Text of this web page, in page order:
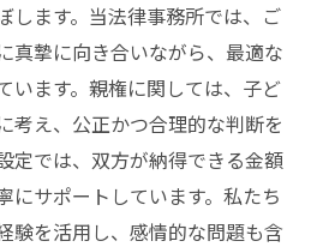
します。当法律事務所では、ご
真摯に向き合いながら、最適な
います。親権に関しては、子ど
考え、公正かつ合理的な判断を
定では、双方が納得できる金額
にサポートしています。私たち
験を活用し、感情的な問題も含